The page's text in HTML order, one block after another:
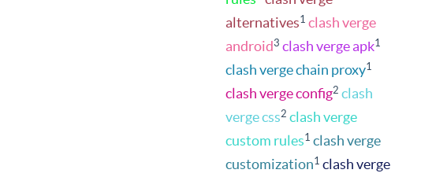
alternatives1 clash verge
android3 clash verge apk1
clash verge chain proxy1
clash verge config2 clash
verge css2 clash verge
custom rules1 clash verge
customization1 clash verge